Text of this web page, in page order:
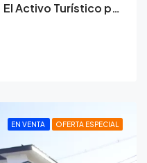
Fuji Rock y Nieve Invernal: El Activo Turístico para Todo el Año.
EN VENTA OFERTA ESPECIAL